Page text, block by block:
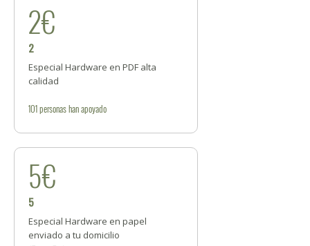
2€
2
Especial Hardware en PDF alta
calidad
101personashan apoyado
5€
5
Especial Hardware en papel
enviado a tu domicilio